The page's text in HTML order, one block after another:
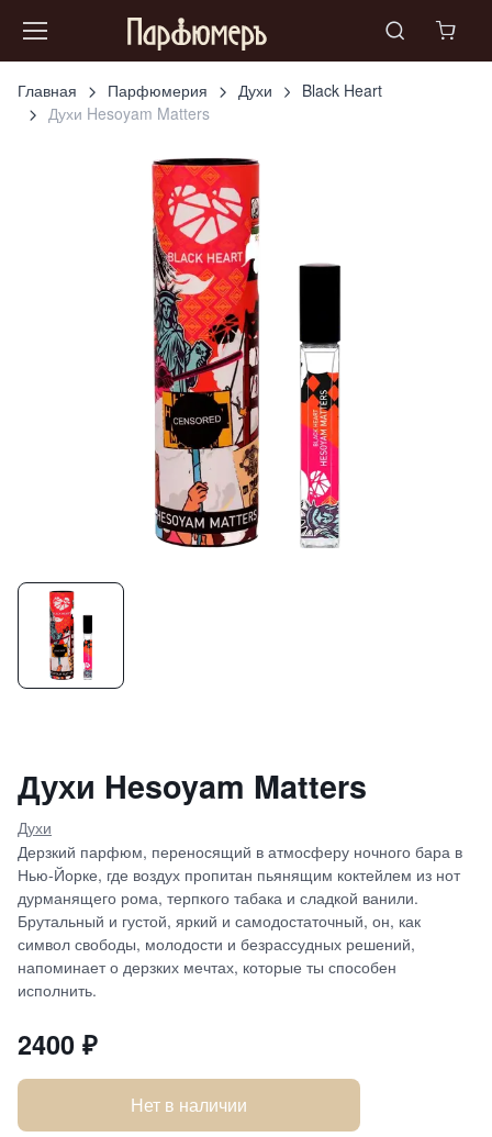
Главная Парфюмерия Духи
Black Heart
Духи Hesoyam Matters
Духи Hesoyam Matters
Духи
Дерзкий парфюм, переносящий в атмосферу ночного бара в
Нью-Йорке, где воздух пропитан пьянящим коктейлем из нот
дурманящего рома, терпкого табака и сладкой ванили.
Брутальный и густой, яркий и самодостаточный, он, как
символ свободы, молодости и безрассудных решений,
напоминает о дерзких мечтах, которые ты способен
исполнить.
2400 ₽
Нет в наличии